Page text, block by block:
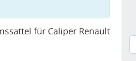
für Caliper Renault